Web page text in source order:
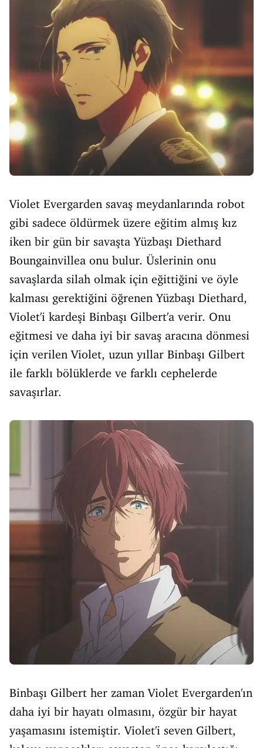
Violet Evergarden savaş meydanlarında robot
gibi sadece öldürmek üzere eğitim almış kız
iken bir gün bir savaşta Yüzbaşı Diethard
Boungainvillea onu bulur. Üslerinin onu
savaşlarda silah olmak için eğittiğini ve öyle
kalması gerektiğini öğrenen Yüzbaşı Diethard,
Violet'i kardeşi Binbaşı Gilbert'a verir. Onu
eğitmesi ve daha iyi bir savaş aracına dönmesi
için verilen Violet, uzun yıllar Binbaşı Gilbert
ile farklı bölüklerde ve farklı cephelerde
savaşırlar.
Binbaşı Gilbert her zaman Violet Evergarden'ın
daha iyi bir hayatı olmasını, özgür bir hayat
yaşamasını istemiştir. Violet'i seven Gilbert,